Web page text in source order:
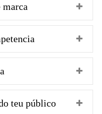
teu público